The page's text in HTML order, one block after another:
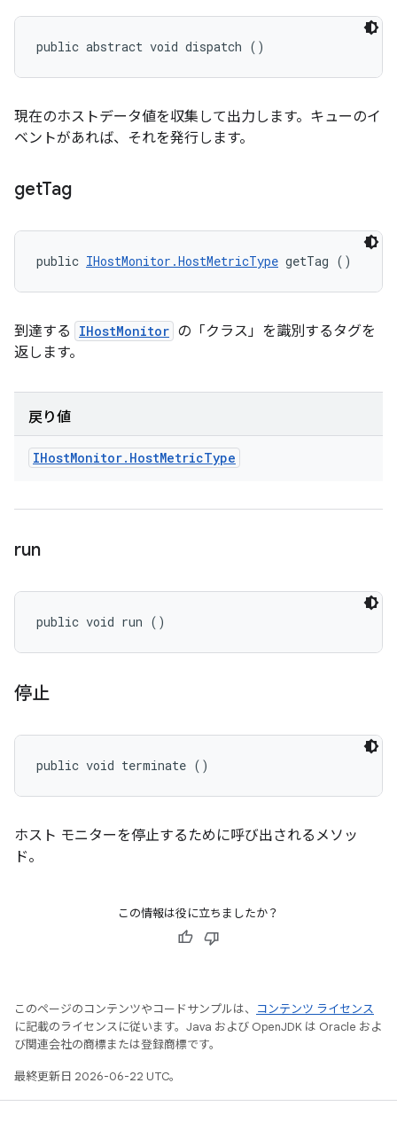
public abstract void dispatch ()
現在のホストデータ値を収集して出力します。キューのイ
ベントがあれば、それを発行します。
getTag
public IHostMonitor.HostMetricType getTag ()
到達する IHostMonitor の「クラス」を識別するタグを
返します。
戻り値
IHostMonitor. HostMetricType
run
public void run ()
停止
public void terminate ()
ホスト モニターを停止するために呼び出されるメソッ
ド。
この情報は役に立ちましたか？
このページのコンテンツやコードサンプルは、
コンテンツ ライセンス
に記載のライセンスに従います。Java および OpenJDK は Oracle およ
び関連会社の商標または登録商標です。
最終更新日 2026-06-22 UTC。